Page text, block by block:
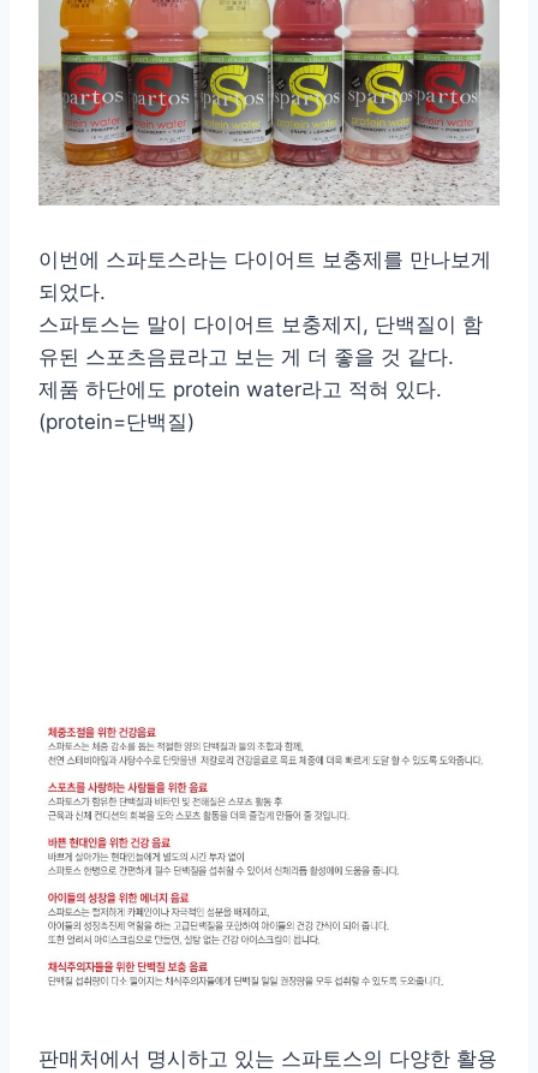
이번에 스파토스라는 다이어트 보충제를 만나보게
되었다.
스파토스는 말이 다이어트 보충제지, 단백질이 함
유된 스포츠음료라고 보는 게 더 좋을 것 같다.
제품 하단에도 protein water라고 적혀 있다.
(protein=단백질)
판매처에서 명시하고 있는 스파토스의 다양한 활용